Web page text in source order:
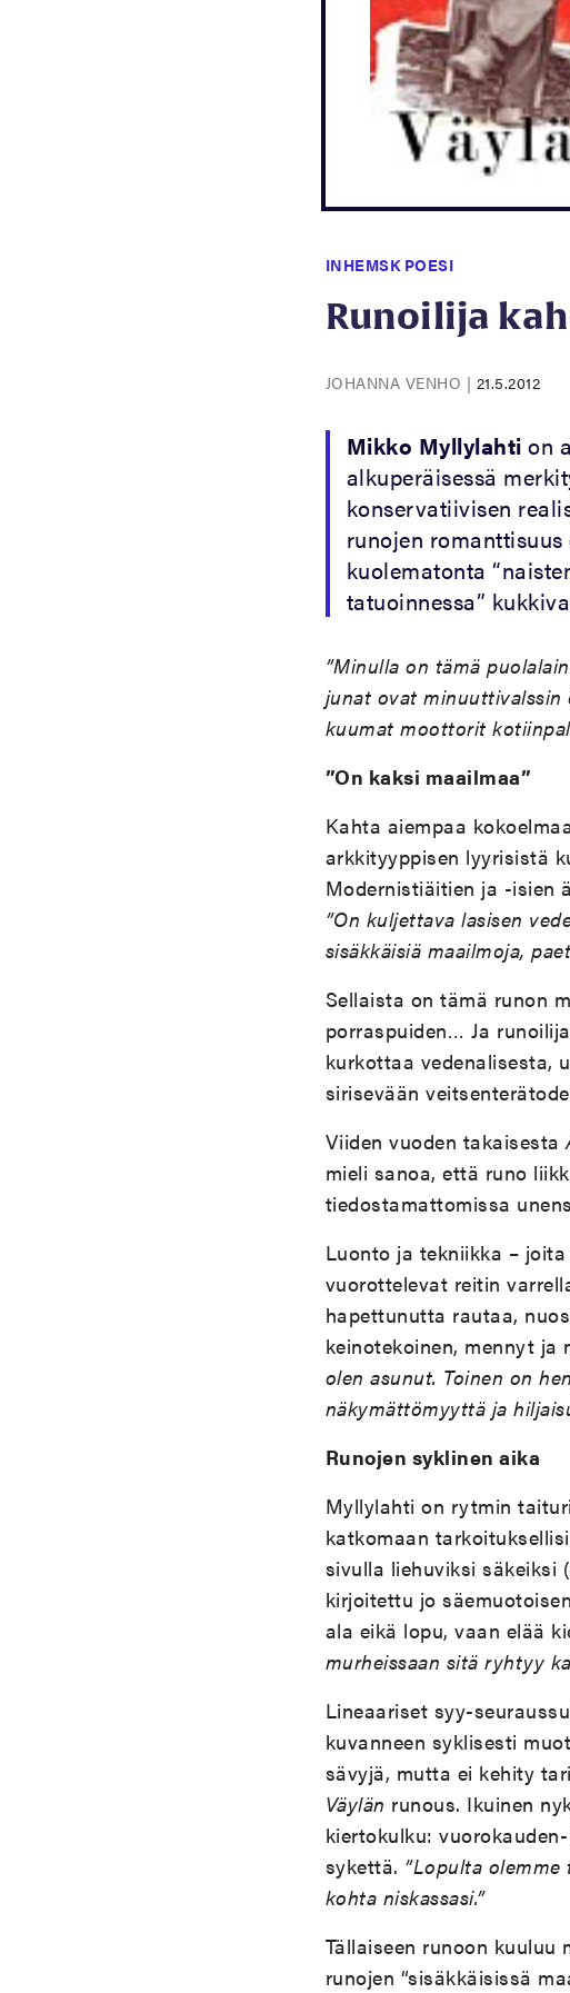
INHEMSK POESI
Runoilija
JOHANNA VENHO | 21.5.2012
Mikko Myllylahti on
alkuperäisessä
konservatiivisen
runojen
kuolematonta
tatuoinnessa”
”Minulla on tämä
junat ovat minuuttivalssin
kuumat moottorit
”On kaksi maailmaa”
Kahta aiempaa
arkkityyppisen lyyrisistä
Modernistiäitien ja -isien
”On kuljettava lasisen
sisäkkäisiä maailmoja,
Sellaista on tämä runon
porraspuiden… Ja
kurkottaa vedenalisesta,
sirisevään
Viiden vuoden takaisesta
mieli sanoa, että runo
tiedostamattomissa
Luonto ja tekniikka –
vuorottelevat reitin
hapettunutta rautaa,
keinotekoinen, mennyt
olen asunut. Toinen on
näkymättömyyttä ja
Runojen syklinen aika
Myllylahti on rytmin
katkomaan
sivulla liehuviksi säkeiksi
kirjoitettu jo
ala eikä lopu, vaan elää
murheissaan sitä ryhtyy
Lineaariset syy-
kuvanneen syklisesti
sävyjä, mutta ei kehity
Väylän runous. Ikuinen
kiertokulku:
sykettä. ”Lopulta
kohta niskassasi.”
Tällaiseen runoon
runojen “sisäkkäisissä